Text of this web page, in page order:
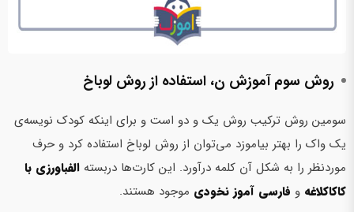
روش سوم آموزش ن، استفاده از روش لوباخ
سومین روش ترکیب روش یک و دو است و برای اینکه کودک نویسه‌ی
یک واک را بهتر بیاموزد می‌توان از روش لوباخ استفاده کرد و حرف
موردنظر را به شکل آن کلمه درآورد. این کارت‌ها دربسته الفبا‌ورزی با
کاکا‌کلاغه و فارسی آموز نخودی موجود هستند.